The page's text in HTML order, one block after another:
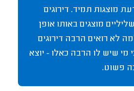
מוצגות תמיד. דירוגים
מוצגים באותו אופן
לא רואים הרבה דירוגים
מי שיש לו הרבה כאלו - יוצא
פשוט.